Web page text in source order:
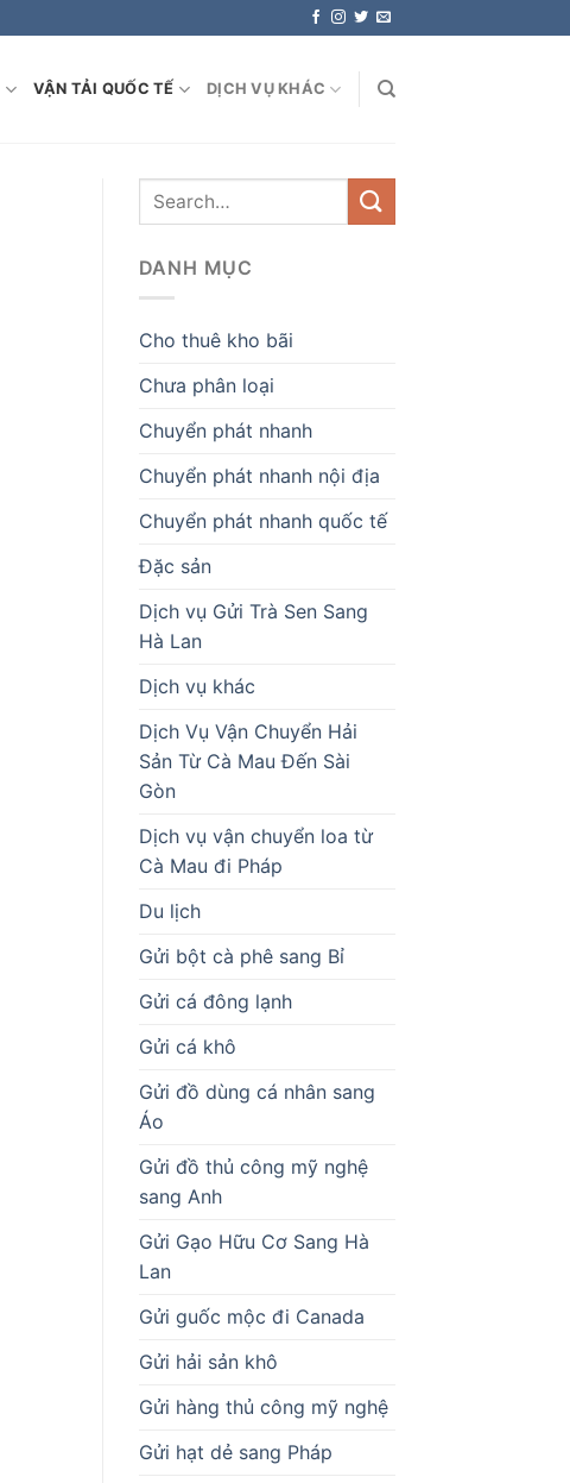
VẬN TẢI QUỐC TẾ DỊCH VỤ KHÁC
DANH MỤC
Cho thuê kho bãi
Chưa phân loại
Chuyển phát nhanh
Chuyển phát nhanh nội địa
Chuyển phát nhanh quốc tế
Đặc sản
Dịch vụ Gửi Trà Sen Sang
Hà Lan
Dịch vụ khác
Dịch Vụ Vận Chuyển Hải
Sản Từ Cà Mau Đến Sài
Gòn
Dịch vụ vận chuyển loa từ
Cà Mau đi Pháp
Du lịch
Gửi bột cà phê sang Bỉ
Gửi cá đông lạnh
Gửi cá khô
Gửi đồ dùng cá nhân sang
Áo
Gửi đồ thủ công mỹ nghệ
sang Anh
Gửi Gạo Hữu Cơ Sang Hà
Lan
Gửi guốc mộc đi Canada
Gửi hải sản khô
Gửi hàng thủ công mỹ nghệ
Gửi hạt dẻ sang Pháp